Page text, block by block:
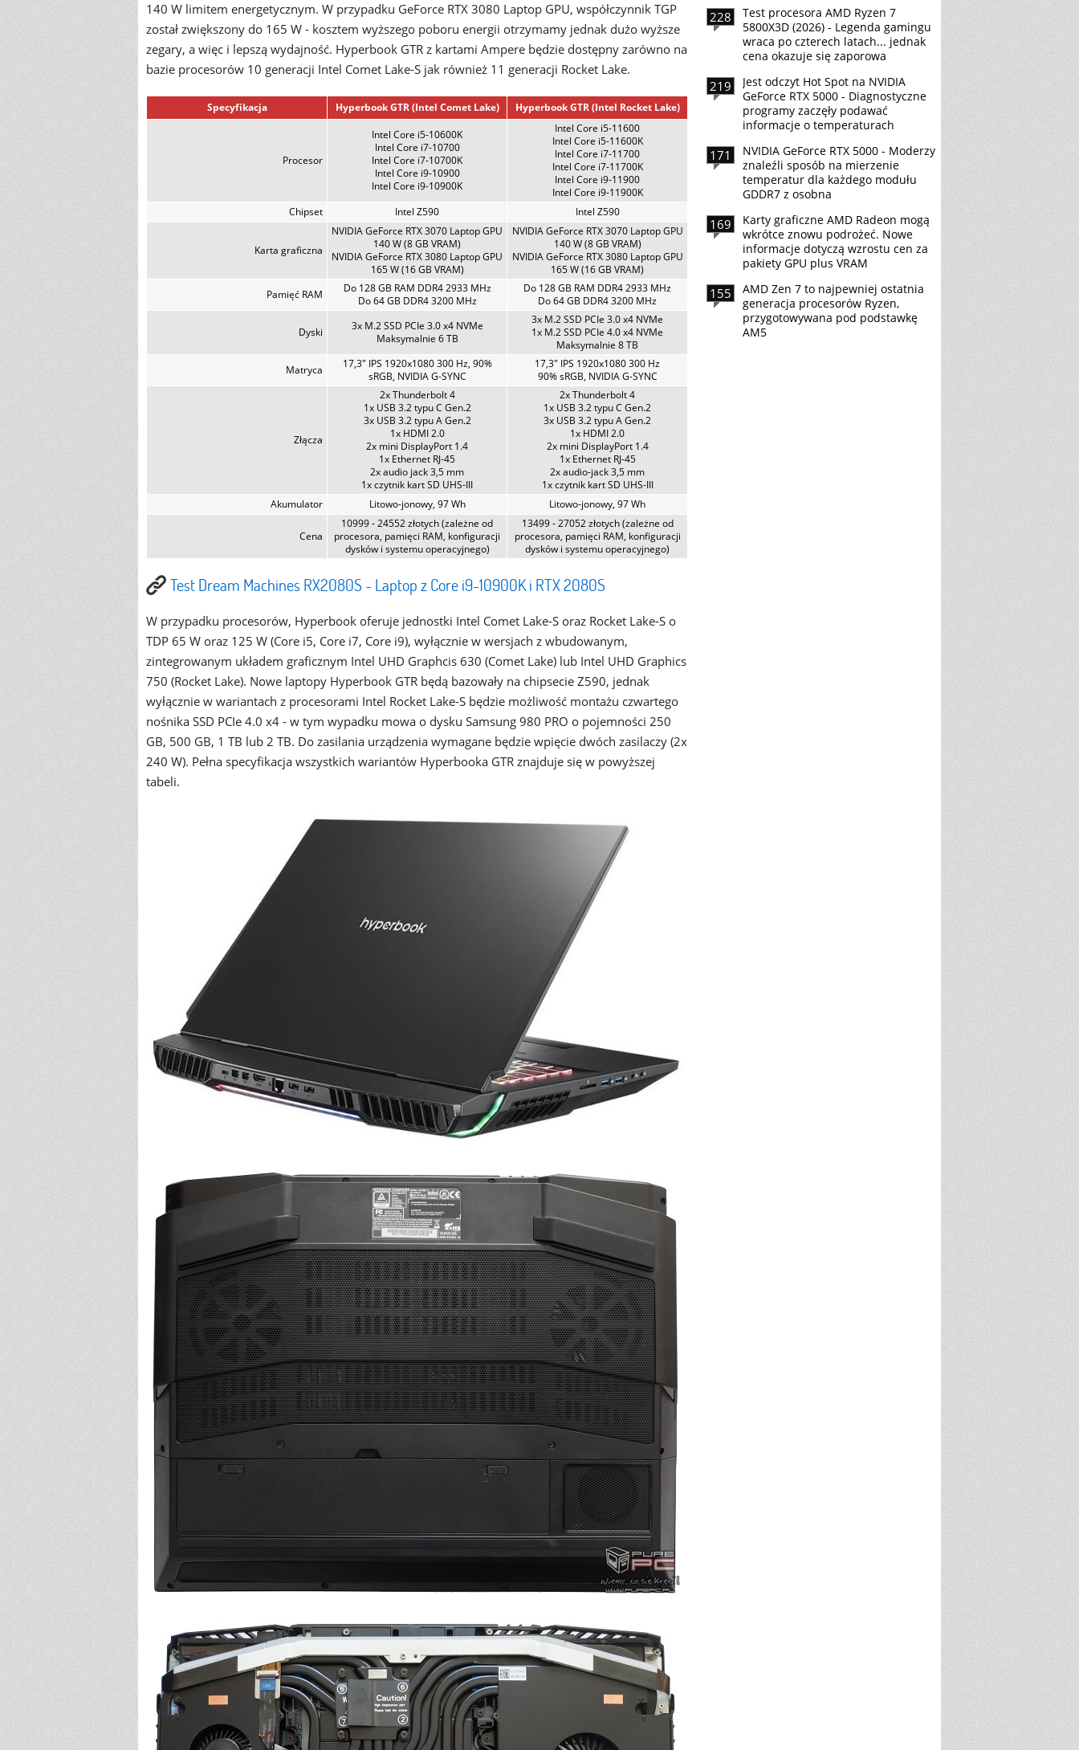
140 W limitem energetycznym. W przypadku GeForce RTX 3080 Laptop GPU, współczynnik TGP
został zwiększony do 165 W - kosztem wyższego poboru energii otrzymamy jednak dużo wyższe
zegary, a więc i lepszą wydajność. Hyperbook GTR z kartami Ampere będzie dostępny zarówno na
bazie procesorów 10 generacji Intel Comet Lake-S jak również 11 generacji Rocket Lake.
Specyfikacja Hyperbook GTR (Intel Comet Lake) Hyperbook GTR (Intel Rocket Lake)
Procesor
Intel Core i5-10600K
Intel Core i7-10700
Intel Core i7-10700K
Intel Core i9-10900
Intel Core i9-10900K
Intel Core i5-11600
Intel Core i5-11600K
Intel Core i7-11700
Intel Core i7-11700K
Intel Core i9-11900
Intel Core i9-11900K
Chipset
Intel Z590 Intel Z590
Karta graficzna
NVIDIA GeForce RTX 3070 Laptop GPU
140 W (8 GB VRAM)
NVIDIA GeForce RTX 3080 Laptop GPU
165 W (16 GB VRAM)
NVIDIA GeForce RTX 3070 Laptop GPU
140 W (8 GB VRAM)
NVIDIA GeForce RTX 3080 Laptop GPU
165 W (16 GB VRAM)
Pamięć RAM
Do 128 GB RAM DDR4 2933 MHz
Do 64 GB DDR4 3200 MHz
Do 128 GB RAM DDR4 2933 MHz
Do 64 GB DDR4 3200 MHz
Dyski
3x M.2 SSD PCIe 3.0 x4 NVMe
Maksymalnie 6 TB
3x M.2 SSD PCIe 3.0 x4 NVMe
1x M.2 SSD PCIe 4.0 x4 NVMe
Maksymalnie 8 TB
Matryca
17,3" IPS 1920x1080 300 Hz, 90%
sRGB, NVIDIA G-SYNC
17,3" IPS 1920x1080 300 Hz
90% sRGB, NVIDIA G-SYNC
Złącza
2x Thunderbolt 4
1x USB 3.2 typu C Gen.2
3x USB 3.2 typu A Gen.2
1x HDMI 2.0
2x mini DisplayPort 1.4
1x Ethernet RJ-45
2x audio jack 3,5 mm
1x czytnik kart SD UHS-III
2x Thunderbolt 4
1x USB 3.2 typu C Gen.2
3x USB 3.2 typu A Gen.2
1x HDMI 2.0
2x mini DisplayPort 1.4
1x Ethernet RJ-45
2x audio-jack 3,5 mm
1x czytnik kart SD UHS-III
Akumulator
Litowo-jonowy, 97 Wh Litowo-jonowy, 97 Wh
Cena
10999 - 24552 złotych (zależne od
procesora, pamięci RAM, konfiguracji
dysków i systemu operacyjnego)
13499 - 27052 złotych (zależne od
procesora, pamięci RAM, konfiguracji
dysków i systemu operacyjnego)
Test Dream Machines RX2080S - Laptop z Core i9-10900K i RTX 2080S
W przypadku procesorów, Hyperbook oferuje jednostki Intel Comet Lake-S oraz Rocket Lake-S o
TDP 65 W oraz 125 W (Core i5, Core i7, Core i9), wyłącznie w wersjach z wbudowanym,
zintegrowanym układem graficznym Intel UHD Graphcis 630 (Comet Lake) lub Intel UHD Graphics
750 (Rocket Lake). Nowe laptopy Hyperbook GTR będą bazowały na chipsecie Z590, jednak
wyłącznie w wariantach z procesorami Intel Rocket Lake-S będzie możliwość montażu czwartego
nośnika SSD PCIe 4.0 x4 - w tym wypadku mowa o dysku Samsung 980 PRO o pojemności 250
GB, 500 GB, 1 TB lub 2 TB. Do zasilania urządzenia wymagane będzie wpięcie dwóch zasilaczy (2x
240 W). Pełna specyfikacja wszystkich wariantów Hyperbooka GTR znajduje się w powyższej
tabeli.
228
Test procesora AMD Ryzen 7
5800X3D (2026) - Legenda gamingu
wraca po czterech latach... jednak
cena okazuje się zaporowa
219
Jest odczyt Hot Spot na NVIDIA
GeForce RTX 5000 - Diagnostyczne
programy zaczęły podawać
informacje o temperaturach
171
NVIDIA GeForce RTX 5000 - Moderzy
znaleźli sposób na mierzenie
temperatur dla każdego modułu
GDDR7 z osobna
169
Karty graficzne AMD Radeon mogą
wkrótce znowu podrożeć. Nowe
informacje dotyczą wzrostu cen za
pakiety GPU plus VRAM
155
AMD Zen 7 to najpewniej ostatnia
generacja procesorów Ryzen,
przygotowywana pod podstawkę
AM5